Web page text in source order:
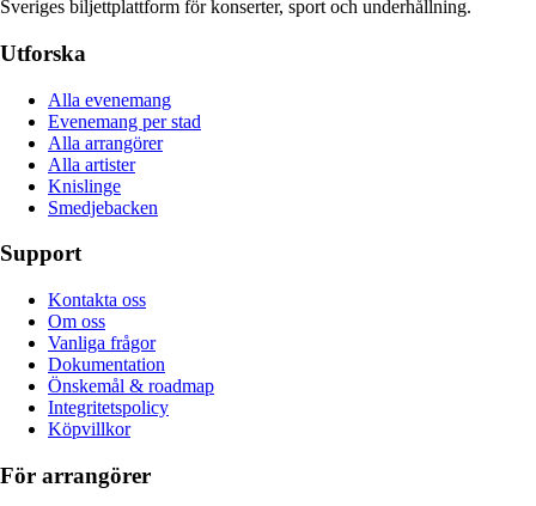
Sveriges biljettplattform för konserter, sport och underhållning.
Utforska
Alla evenemang
Evenemang per stad
Alla arrangörer
Alla artister
Knislinge
Smedjebacken
Support
Kontakta oss
Om oss
Vanliga frågor
Dokumentation
Önskemål & roadmap
Integritetspolicy
Köpvillkor
För arrangörer